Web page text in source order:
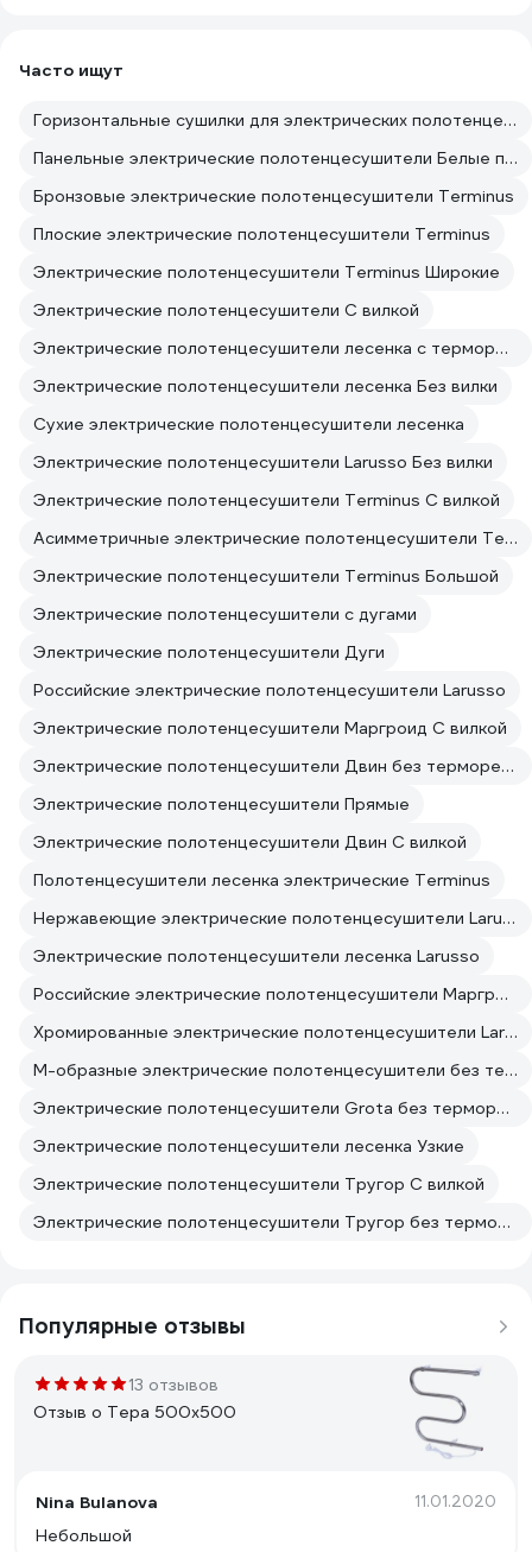
Часто ищут
Горизонтальные сушилки для электрических полотенцесушителей поворотные
Панельные электрические полотенцесушители Белые полотенцесушители
Бронзовые электрические полотенцесушители Terminus
Плоские электрические полотенцесушители Terminus
Электрические полотенцесушители Terminus Широкие
Электрические полотенцесушители С вилкой
Электрические полотенцесушители лесенка с терморегулятором
Электрические полотенцесушители лесенка Без вилки
Сухие электрические полотенцесушители лесенка
Электрические полотенцесушители Larusso Без вилки
Электрические полотенцесушители Terminus С вилкой
Асимметричные электрические полотенцесушители Terminus
Электрические полотенцесушители Terminus Большой
Электрические полотенцесушители с дугами
Электрические полотенцесушители Дуги
Российские электрические полотенцесушители Larusso
Электрические полотенцесушители Маргроид С вилкой
Электрические полотенцесушители Двин без терморегулятора
Электрические полотенцесушители Прямые
Электрические полотенцесушители Двин С вилкой
Полотенцесушители лесенка электрические Terminus
Нержавеющие электрические полотенцесушители Larusso
Электрические полотенцесушители лесенка Larusso
Российские электрические полотенцесушители Маргроид
Хромированные электрические полотенцесушители Larusso
М-образные электрические полотенцесушители без терморегулятора
Электрические полотенцесушители Grota без терморегулятора
Электрические полотенцесушители лесенка Узкие
Электрические полотенцесушители Тругор С вилкой
Электрические полотенцесушители Тругор без терморегулятора
Популярные отзывы
13 отзывов
Отзыв о Тера 500х500
Nina Bulanova 11.01.2020
Небольшой